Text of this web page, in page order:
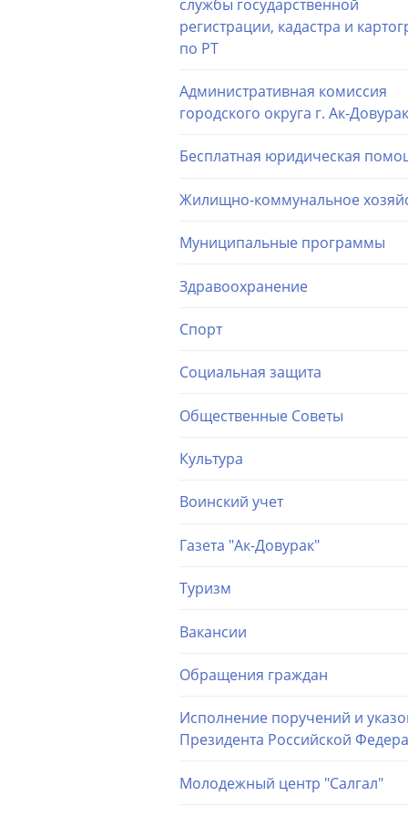
службы государственной
регистрации, кадастра и
по РТ
Административная комиссия
городского округа г. Ак-Довурак
Бесплатная юридическая
Жилищно-коммунальное
Муниципальные программы
Здравоохранение
Спорт
Социальная защита
Общественные Советы
Культура
Воинский учет
Газета "Ак-Довурак"
Туризм
Вакансии
Обращения граждан
Исполнение поручений и
Президента Российской
Молодежный центр "Салгал"